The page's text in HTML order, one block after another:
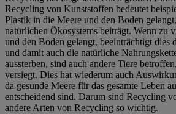
Recycling von Kunststoffen bedeutet
Plastik in die Meere und den Boden
natürlichen Ökosystems beiträgt. Wenn zu
und den Boden gelangt, beeinträchtigt dies
und damit auch die natürliche
aussterben, sind auch andere Tiere
versiegt. Dies hat wiederum auch
da gesunde Meere für das gesamte Leben
entscheidend sind. Darum sind Recycling
andere Arten von Recycling so wichtig.